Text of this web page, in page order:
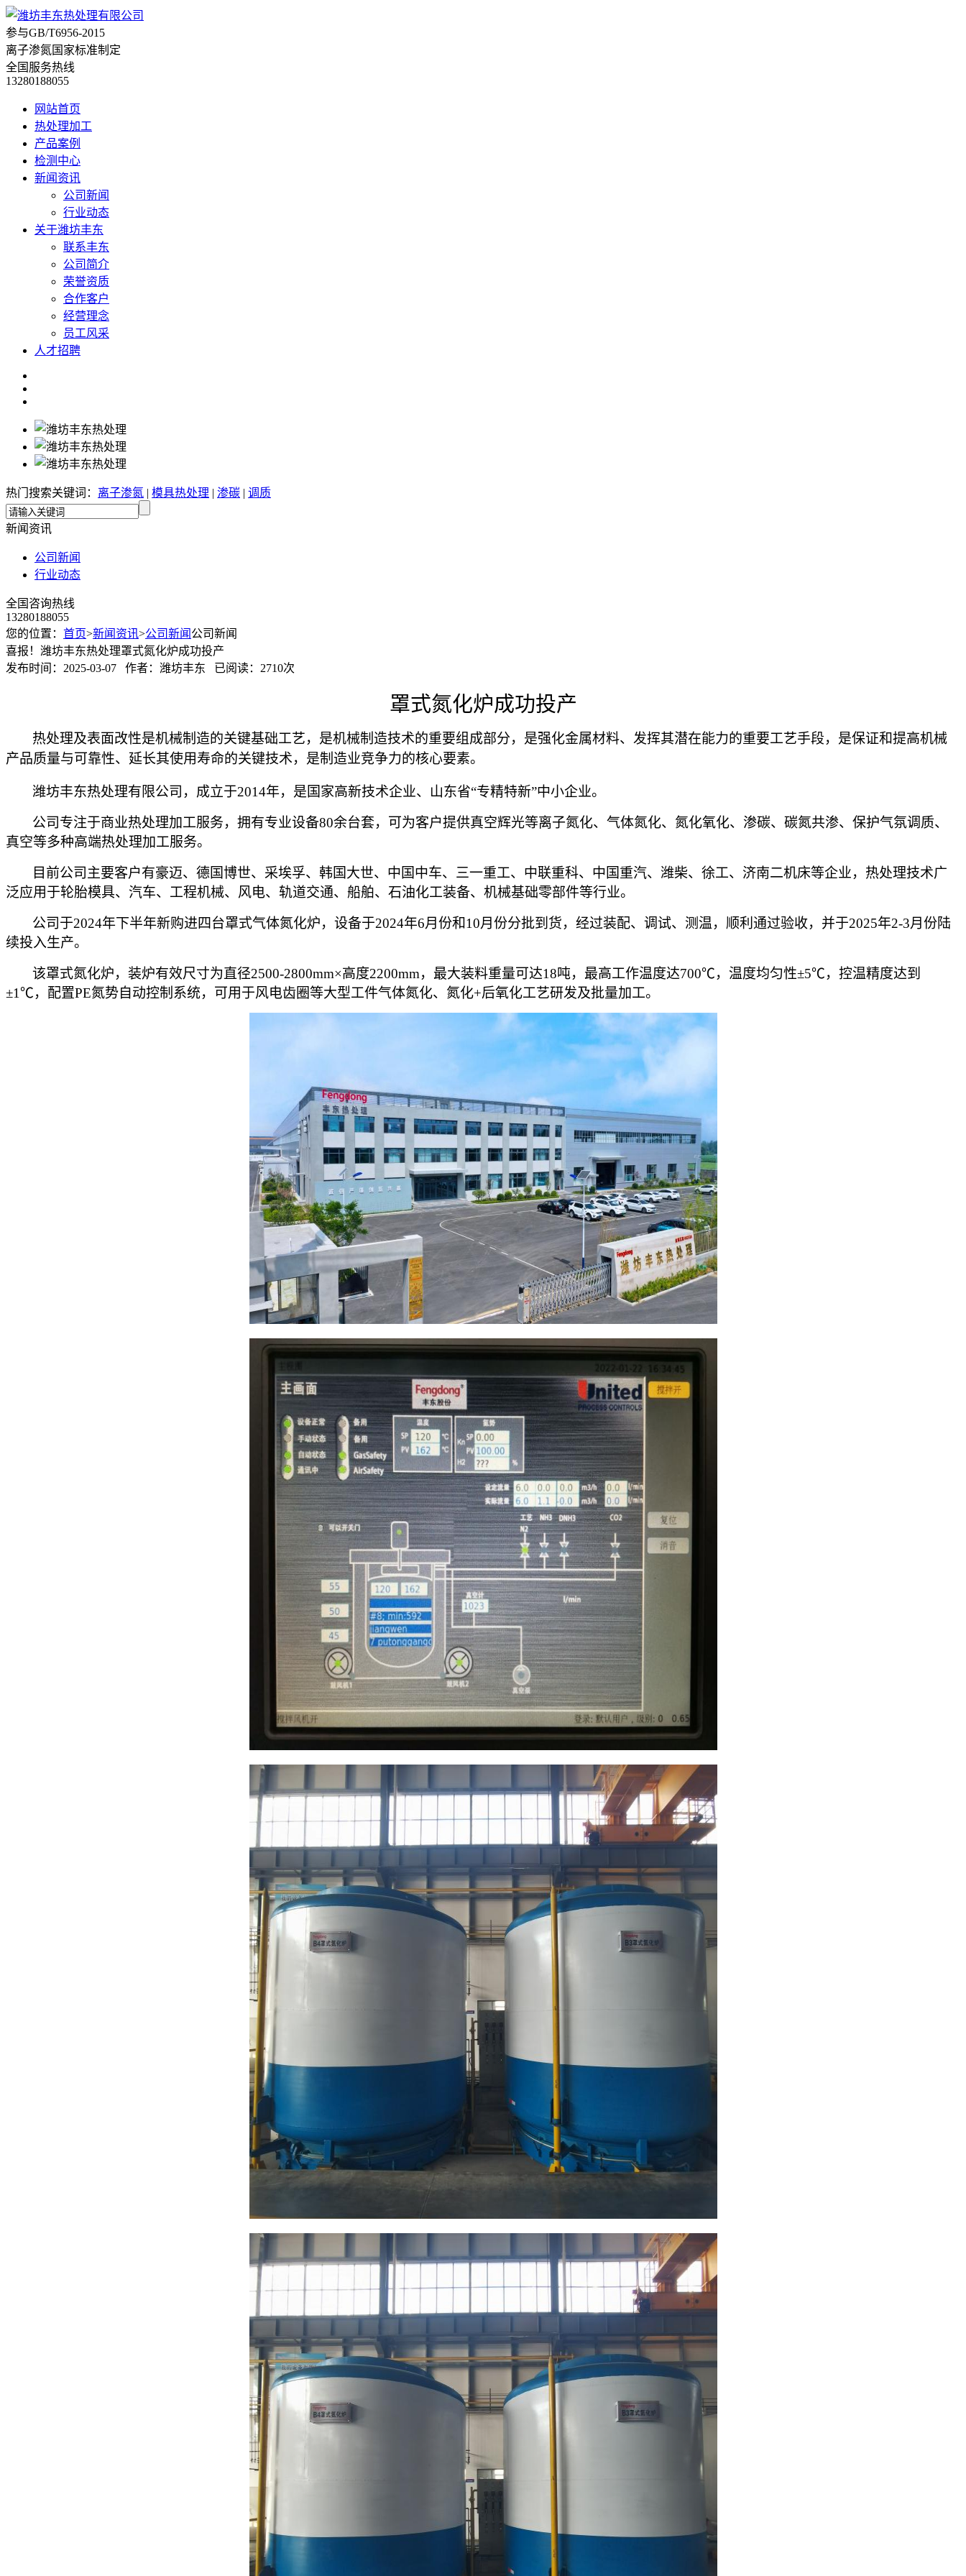
参与GB/T6956-2015
离子渗氮国家标准制定
全国服务热线
13280188055
网站首页
热处理加工
产品案例
检测中心
新闻资讯
公司新闻
行业动态
关于潍坊丰东
联系丰东
公司简介
荣誉资质
合作客户
经营理念
员工风采
人才招聘
热门搜索关键词： 离子渗氮 | 模具热处理 | 渗碳 | 调质
新闻资讯
公司新闻
行业动态
全国咨询热线
13280188055
您的位置： 首页>新闻资讯>公司新闻 公司新闻
喜报！潍坊丰东热处理罩式氮化炉成功投产
发布时间：2025-03-07 作者：潍坊丰东 已阅读：2710次
罩式氮化炉成功投产
热处理及表面改性是机械制造的关键基础工艺，是机械制造技术的重要组成部分，是强化金属材料、发挥其潜在能力的重要工艺手段，是保证和提高机械
产品质量与可靠性、延长其使用寿命的关键技术，是制造业竞争力的核心要素。
潍坊丰东热处理有限公司，成立于2014年，是国家高新技术企业、山东省“专精特新”中小企业。
公司专注于商业热处理加工服务，拥有专业设备80余台套，可为客户提供真空辉光等离子氮化、气体氮化、氮化氧化、渗碳、碳氮共渗、保护气氛调质、
真空等多种高端热处理加工服务。
目前公司主要客户有豪迈、德国博世、采埃孚、韩国大世、中国中车、三一重工、中联重科、中国重汽、潍柴、徐工、济南二机床等企业，热处理技术广
泛应用于轮胎模具、汽车、工程机械、风电、轨道交通、船舶、石油化工装备、机械基础零部件等行业。
公司于2024年下半年新购进四台罩式气体氮化炉，设备于2024年6月份和10月份分批到货，经过装配、调试、测温，顺利通过验收，并于2025年2-3月份陆
续投入生产。
该罩式氮化炉，装炉有效尺寸为直径2500-2800mm×高度2200mm，最大装料重量可达18吨，最高工作温度达700℃，温度均匀性±5℃，控温精度达到
±1℃，配置PE氮势自动控制系统，可用于风电齿圈等大型工件气体氮化、氮化+后氧化工艺研发及批量加工。